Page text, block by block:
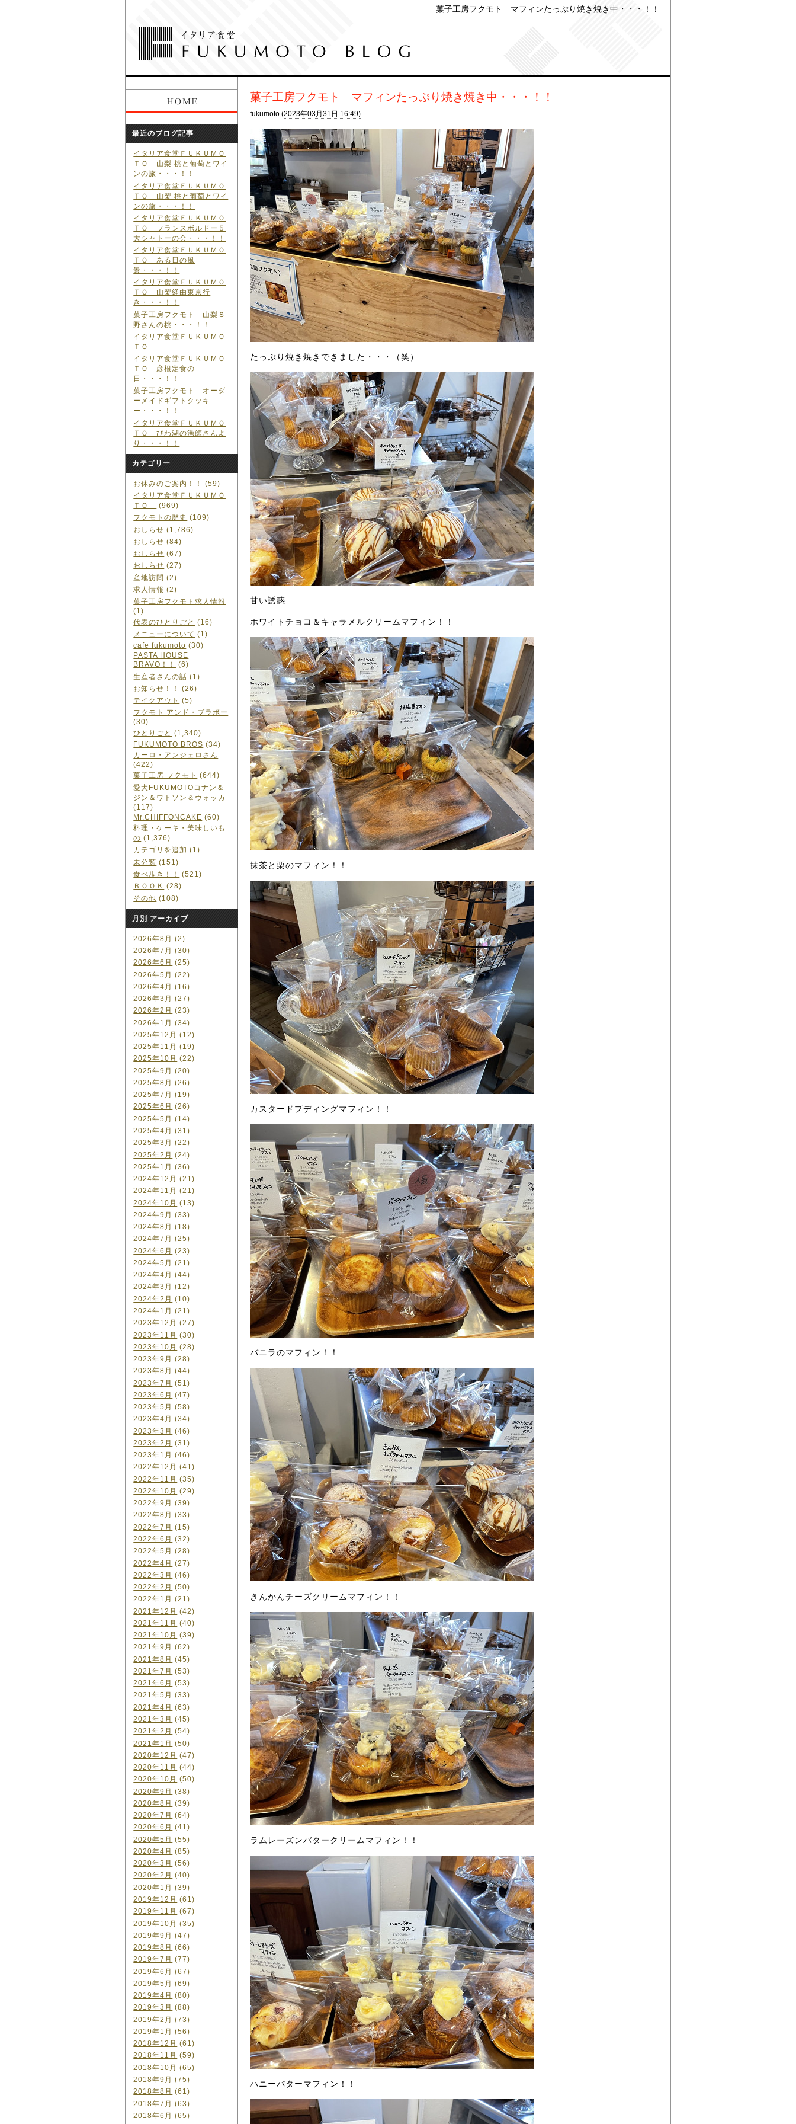
菓子工房フクモト マフィンたっぷり焼き焼き中・・・！！
菓子工房フクモト マフィンたっぷり焼き焼き中・・・！！
fukumoto (2023年03月31日 16:49)
たっぷり焼き焼きできました・・・（笑）
甘い誘惑
ホワイトチョコ＆キャラメルクリームマフィン！！
抹茶と栗のマフィン！！
カスタードプディングマフィン！！
バニラのマフィン！！
きんかんチーズクリームマフィン！！
ラムレーズンバタークリームマフィン！！
ハニーバターマフィン！！
最近のブログ記事
イタリア食堂ＦＵＫＵＭＯ
ＴＯ 山梨 桃と葡萄とワイ
ンの旅・・・！！
イタリア食堂ＦＵＫＵＭＯ
ＴＯ 山梨 桃と葡萄とワイ
ンの旅・・・！！
イタリア食堂ＦＵＫＵＭＯ
ＴＯ フランスボルドー５
大シャトーの会・・・！！
イタリア食堂ＦＵＫＵＭＯ
ＴＯ ある日の風
景・・・！！
イタリア食堂ＦＵＫＵＭＯ
ＴＯ 山梨経由東京行
き・・・！！
菓子工房フクモト 山梨Ｓ
野さんの桃・・・！！
イタリア食堂ＦＵＫＵＭＯ
ＴＯ
イタリア食堂ＦＵＫＵＭＯ
ＴＯ 彦根定食の
日・・・！！
菓子工房フクモト オーダ
ーメイドギフトクッキ
ー・・・！！
イタリア食堂ＦＵＫＵＭＯ
ＴＯ びわ湖の漁師さんよ
り・・・！！
カテゴリー
お休みのご案内！！
(59)
イタリア食堂ＦＵＫＵＭＯ
ＴＯ
(969)
フクモトの歴史 (109)
おしらせ (1,786)
おしらせ (84)
おしらせ (67)
おしらせ (27)
産地訪問 (2)
求人情報 (2)
菓子工房フクモト求人情報
(1)
代表のひとりごと (16)
メニューについて (1)
cafe fukumoto (30)
PASTA HOUSE
BRAVO！！
(6)
生産者さんの話 (1)
お知らせ！！
(26)
テイクアウト (5)
フクモト アンド・ブラボー
(30)
ひとりごと (1,340)
FUKUMOTO BROS (34)
カーロ・アンジェロさん
(422)
菓子工房 フクモト (644)
愛犬FUKUMOTOコナン＆
ジン＆ワトソン＆ウォッカ
(117)
Mr.CHIFFONCAKE (60)
料理・ケーキ・美味しいも
の (1,376)
カテゴリを追加 (1)
未分類 (151)
食べ歩き！！
(521)
ＢＯＯＫ (28)
その他 (108)
月別 アーカイブ
2026年8月 (2)
2026年7月 (30)
2026年6月 (25)
2026年5月 (22)
2026年4月 (16)
2026年3月 (27)
2026年2月 (23)
2026年1月 (34)
2025年12月 (12)
2025年11月 (19)
2025年10月 (22)
2025年9月 (20)
2025年8月 (26)
2025年7月 (19)
2025年6月 (26)
2025年5月 (14)
2025年4月 (31)
2025年3月 (22)
2025年2月 (24)
2025年1月 (36)
2024年12月 (21)
2024年11月 (21)
2024年10月 (13)
2024年9月 (33)
2024年8月 (18)
2024年7月 (25)
2024年6月 (23)
2024年5月 (21)
2024年4月 (44)
2024年3月 (12)
2024年2月 (10)
2024年1月 (21)
2023年12月 (27)
2023年11月 (30)
2023年10月 (28)
2023年9月 (28)
2023年8月 (44)
2023年7月 (51)
2023年6月 (47)
2023年5月 (58)
2023年4月 (34)
2023年3月 (46)
2023年2月 (31)
2023年1月 (46)
2022年12月 (41)
2022年11月 (35)
2022年10月 (29)
2022年9月 (39)
2022年8月 (33)
2022年7月 (15)
2022年6月 (32)
2022年5月 (28)
2022年4月 (27)
2022年3月 (46)
2022年2月 (50)
2022年1月 (21)
2021年12月 (42)
2021年11月 (40)
2021年10月 (39)
2021年9月 (62)
2021年8月 (45)
2021年7月 (53)
2021年6月 (53)
2021年5月 (33)
2021年4月 (63)
2021年3月 (45)
2021年2月 (54)
2021年1月 (50)
2020年12月 (47)
2020年11月 (44)
2020年10月 (50)
2020年9月 (38)
2020年8月 (39)
2020年7月 (64)
2020年6月 (41)
2020年5月 (55)
2020年4月 (85)
2020年3月 (56)
2020年2月 (40)
2020年1月 (39)
2019年12月 (61)
2019年11月 (67)
2019年10月 (35)
2019年9月 (47)
2019年8月 (66)
2019年7月 (77)
2019年6月 (67)
2019年5月 (69)
2019年4月 (80)
2019年3月 (88)
2019年2月 (73)
2019年1月 (56)
2018年12月 (61)
2018年11月 (59)
2018年10月 (65)
2018年9月 (75)
2018年8月 (61)
2018年7月 (63)
2018年6月 (65)